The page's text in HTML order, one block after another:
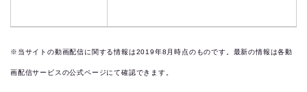
※当サイトの動画配信に関する情報は2019年8月時点のものです。最新の情報は各動
画配信サービスの公式ページにて確認できます。